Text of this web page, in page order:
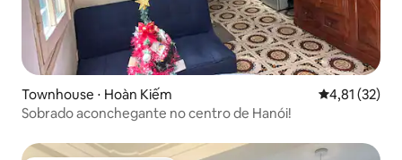
Townhouse ⋅ Hoàn Kiếm 4,81 de uma
4,81 (32)
Sobrado aconchegante no centro de Hanói!